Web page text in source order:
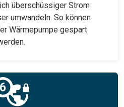
überschüssiger Strom
umwandeln. So können
Wärmepumpe gespart